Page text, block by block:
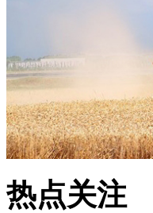
热点关注